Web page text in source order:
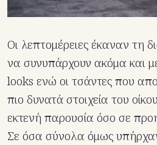
Οι λεπτομέρειες έκαναν τη
να συνυπάρχουν ακόμα και
looks ενώ οι τσάντες που
πιο δυνατά στοιχεία του
εκτενή παρουσία όσο σε
Σε όσα σύνολα όμως